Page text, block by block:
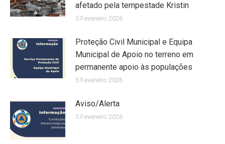
afetado pela tempestade Kristin
5 Fevereiro 2026
Proteção Civil Municipal e Equipa
Municipal de Apoio no terreno em
permanente apoio às populações
5 Fevereiro 2026
Aviso/Alerta
5 Fevereiro 2026